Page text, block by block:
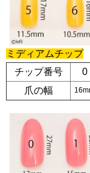
ミディアムチップ
チップ番号
0
爪の幅